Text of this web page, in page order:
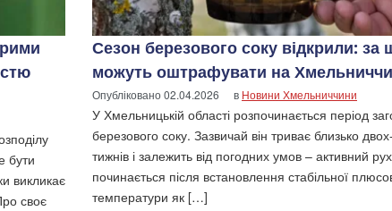
бути
викликає
своє
Сезон березового соку відкрили: за
можуть оштрафувати на
Опубліковано02.04.2026 в Новини Хмельниччини
У Хмельницькій області розпочинається період
березового соку. Зазвичай він триває близько
тижнів і залежить від погодних умов – активний
починається після встановлення стабільної
температури як […]